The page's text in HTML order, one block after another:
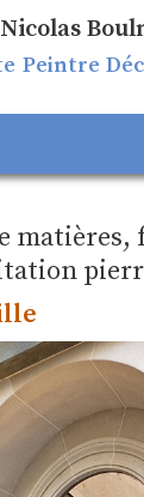
Peintre
matières,